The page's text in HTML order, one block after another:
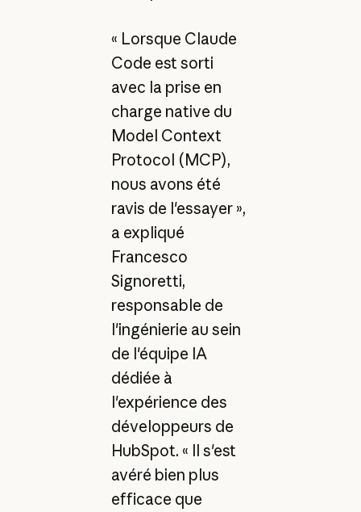
« Lorsque Claude
Code est sorti
avec la prise en
charge native du
Model Context
Protocol (MCP),
nous avons été
ravis de l'essayer »,
a expliqué
Francesco
Signoretti,
responsable de
l'ingénierie au sein
de l'équipe IA
dédiée à
l'expérience des
développeurs de
HubSpot. « Il s'est
avéré bien plus
efficace que